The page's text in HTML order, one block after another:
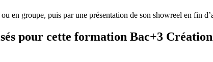
en groupe, puis par une présentation de son showreel en fin
pour cette formation Bac+3 Création